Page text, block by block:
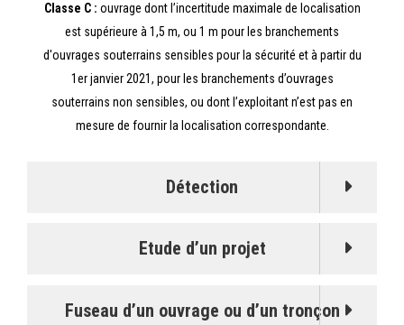
Classe C : ouvrage dont l’incertitude maximale de localisation
est supérieure à 1,5 m, ou 1 m pour les branchements
d'ouvrages souterrains sensibles pour la sécurité et à partir du
1er janvier 2021, pour les branchements d’ouvrages
souterrains non sensibles, ou dont l’exploitant n’est pas en
mesure de fournir la localisation correspondante.
Détection
Etude d’un projet
Fuseau d’un ouvrage ou d’un tronçon